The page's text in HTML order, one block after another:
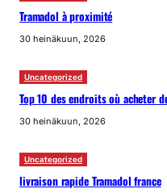
Tramadol à proximité
30 heinäkuun, 2026
Uncategorized
Top 10 des endroits où acheter
30 heinäkuun, 2026
Uncategorized
livraison rapide Tramadol france